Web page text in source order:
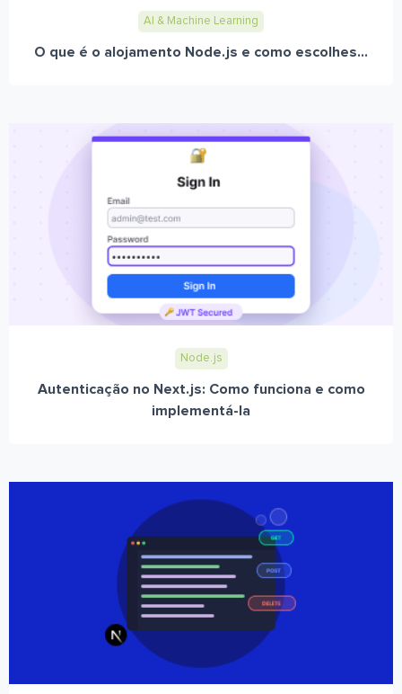
AI & Machine Learning
O que é o alojamento Node.js e como escolhes...
Node.js
Autenticação no Next.js: Como funciona e como
implementá-la